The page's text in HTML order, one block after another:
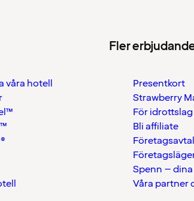
våra hotell
Fler
Presentkort
Strawberry
För
Bli affiliate
Företagsavtal
Spenn –
Våra partner